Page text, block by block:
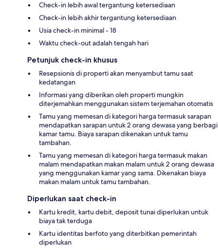
Check-in lebih awal tergantung ketersediaan
Check-in lebih akhir tergantung ketersediaan
Usia check-in minimal - 18
Waktu check-out adalah tengah hari
Petunjuk check-in khusus
Resepsionis di properti akan menyambut tamu saat
kedatangan
Informasi yang diberikan oleh properti mungkin
diterjemahkan menggunakan sistem terjemahan otomatis
Tamu yang memesan di kategori harga termasuk sarapan
mendapatkan sarapan untuk 2 orang dewasa yang berbagi
kamar tamu. Biaya sarapan dikenakan untuk tamu
tambahan.
Tamu yang memesan di kategori harga termasuk makan
malam mendapatkan makan malam untuk 2 orang dewasa
yang menggunakan kamar yang sama. Dikenakan biaya
makan malam untuk tamu tambahan.
Diperlukan saat check-in
Kartu kredit, kartu debit, deposit tunai diperlukan untuk
biaya tak terduga
Kartu identitas berfoto yang diterbitkan pemerintah
diperlukan